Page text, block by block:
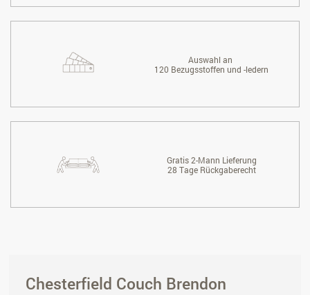
Auswahl an
120 Bezugsstoffen und -ledern
Gratis 2-Mann Lieferung
28 Tage Rückgaberecht
Chesterfield Couch Brendon